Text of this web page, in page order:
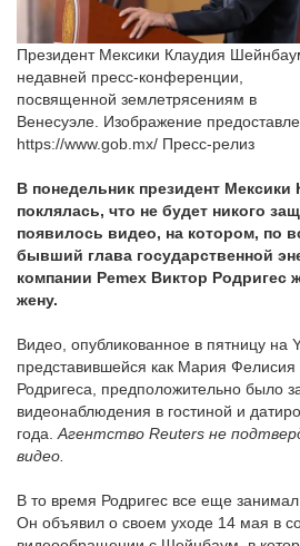
Президент Мексики Клаудия
недавней пресс-конференции,
посвященной землетрясениям в
Венесуэле. Изображение
https://www.gob.mx/ Пресс-релиз
В понедельник президент
поклялась, что не будет никого
появилось видео, на котором, по
бывший глава государственной
компании Pemex Виктор Родригес
жену.
Видео, опубликованное в пятницу на
представившейся как Мария
Родригеса, предположительно было
видеонаблюдения в гостиной и
года. Агентство Reuters не
видео.
В то время Родригес все еще
Он объявил о своем уходе 14 мая в